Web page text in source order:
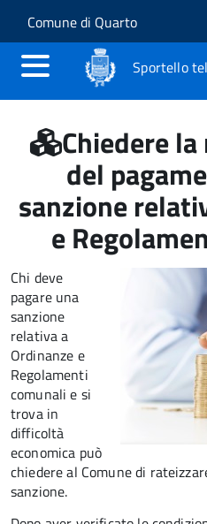
Salta al contenuto
Skip to site navigation
Comune di Quarto
Sportello
Chiedere
del
sanzione
e
Chi deve
pagare una
sanzione
relativa a
Ordinanze e
Regolamenti
comunali e si
trova in
difficoltà
economica può
chiedere al Comune di
sanzione.